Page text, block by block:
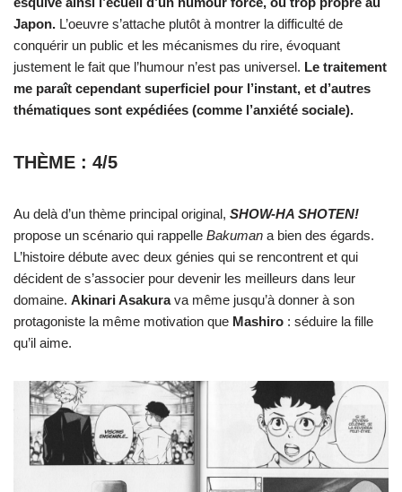
Japon. L’oeuvre s’attache plutôt à montrer la difficulté de
conquérir un public et les mécanismes du rire, évoquant
justement le fait que l’humour n’est pas universel. Le traitement
me paraît cependant superficiel pour l’instant, et d’autres
thématiques sont expédiées (comme l’anxiété sociale).
THÈME : 4/5
Au delà d’un thème principal original, SHOW-HA SHOTEN!
propose un scénario qui rappelle Bakuman a bien des égards.
L’histoire débute avec deux génies qui se rencontrent et qui
décident de s’associer pour devenir les meilleurs dans leur
domaine. Akinari Asakurava même jusqu’à donner à son
protagoniste la même motivation que Mashiro : séduire la fille
qu’il aime.